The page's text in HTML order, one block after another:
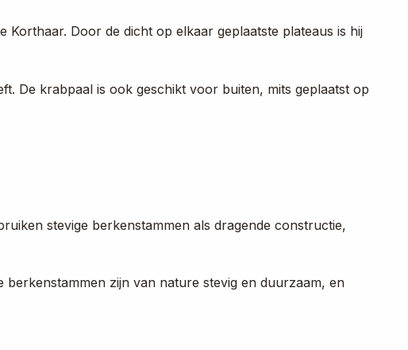
Door de dicht op elkaar geplaatste plateaus is hij
De krabpaal is ook geschikt voor buiten, mits geplaatst op
stevige berkenstammen als dragende constructie,
zijn van nature stevig en duurzaam, en